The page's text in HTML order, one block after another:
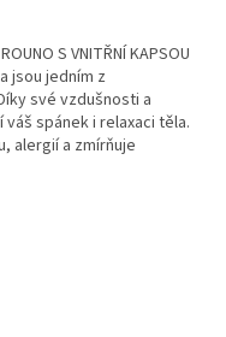
S VNITŘNÍ KAPSOU
jsou jedním z
své vzdušnosti a
spánek i relaxaci těla.
alergií a zmírňuje